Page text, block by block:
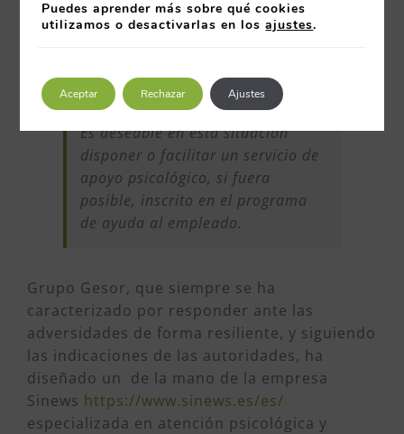
esta situación del Covid-19. Una de las
Es deseable en esta situación
disponer o facilitar un servicio de
apoyo psicológico, si fuera
posible, inscrito en el programa
de ayuda al empleado.
Grupo Gesor, que siempre se ha
caracterizado por responder ante las
adversidades de forma resiliente, y siguiendo
las indicaciones de las autoridades, ha
diseñado un de la mano de la empresa
Sinews https://www.sinews.es/es/
especializada en atención psicológica y
Puedes aprender más sobre qué cookies
utilizamos o desactivarlas en losajustes.
Aceptar Rechazar Ajustes